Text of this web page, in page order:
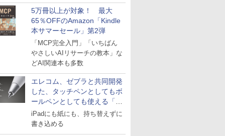
5万冊以上が対象！ 最大
65％OFFのAmazon「Kindle
本サマーセール」第2弾
「MCP完全入門」「いちばん
やさしいAIリサーチの教本」な
どAI関連本も多数
エレコム、ゼブラと共同開発
した、タッチペンとしてもボ
ールペンとしても使える「ス
タイラスツーウェイ」発売
iPadにも紙にも、持ち替えずに
書き込める